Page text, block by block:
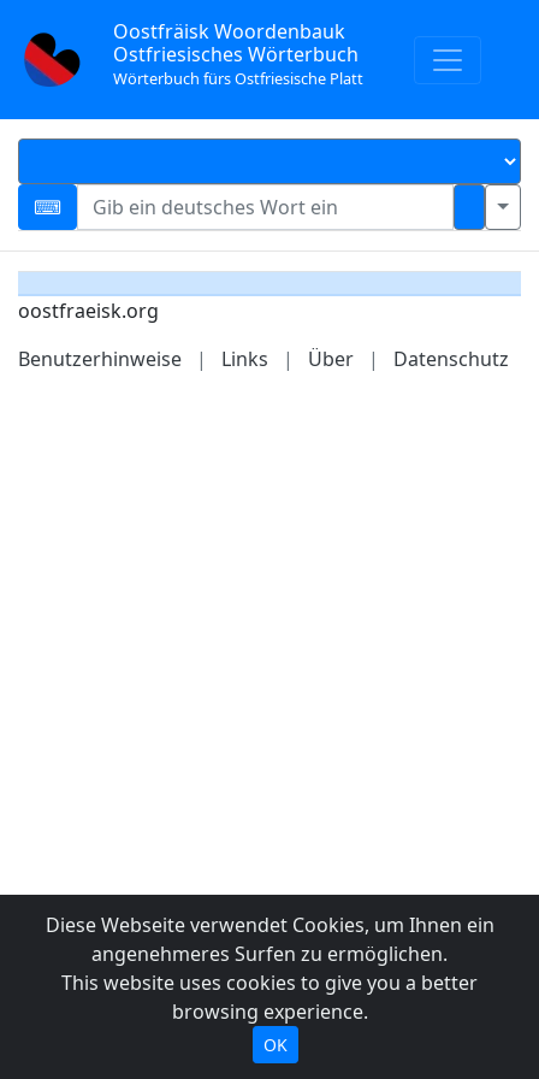
Oostfräisk Woordenbauk
Ostfriesisches Wörterbuch
Wörterbuch fürs Ostfriesische Platt
oostfraeisk.org
Benutzerhinweise
| Links | Über | Datenschutz
Diese Webseite verwendet Cookies, um Ihnen ein
angenehmeres Surfen zu ermöglichen.
This website uses cookies to give you a better
browsing experience.
OK